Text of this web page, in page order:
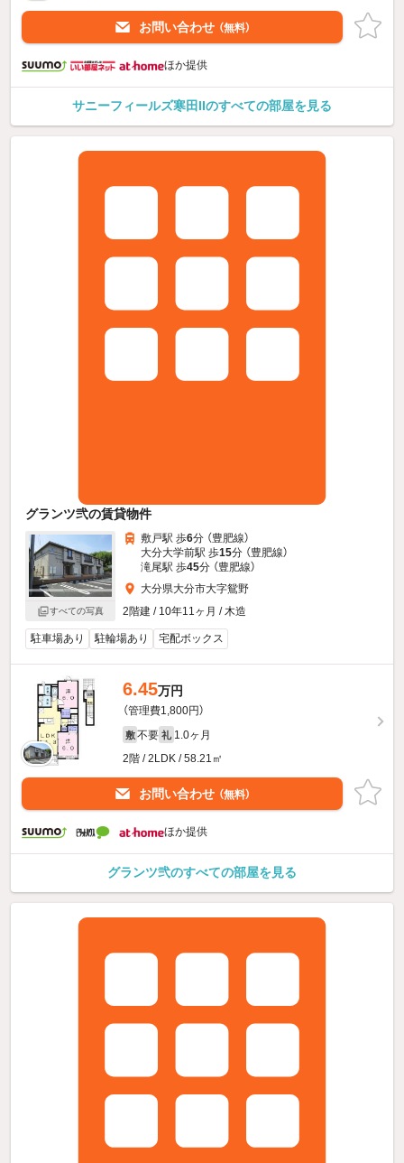
お問い合わせ （無料）
ほか提供
サニーフィールズ寒田IIのすべての部屋を見る
グランツ弐の賃貸物件
すべての写真
敷戸駅 歩6分 （豊肥線）
大分大学前駅 歩15分 （豊肥線）
滝尾駅 歩45分 （豊肥線）
大分県大分市大字鴛野
2階建 / 10年11ヶ月 / 木造
駐車場あり 駐輪場あり 宅配ボックス
6.45万円
（管理費1,800円）
敷 不要 礼 1.0ヶ月
2階 / 2LDK / 58.21㎡
お問い合わせ （無料）
ほか提供
グランツ弐のすべての部屋を見る